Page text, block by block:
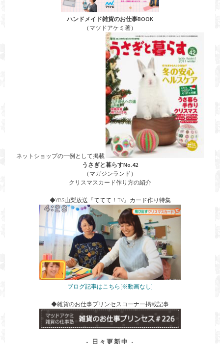
ハンドメイド雑貨のお仕事BOOK
（マツドアケミ著）
ネットショップの一例として掲載
うさぎと暮らすNo.42
（マガジンランド）
クリスマスカード作り方の紹介
◆YBS山梨放送『ててて！TV』カード作り特集
ブログ記事はこちら[※動画なし]
◆雑貨のお仕事プリンセスコーナー掲載記事
日々更新中